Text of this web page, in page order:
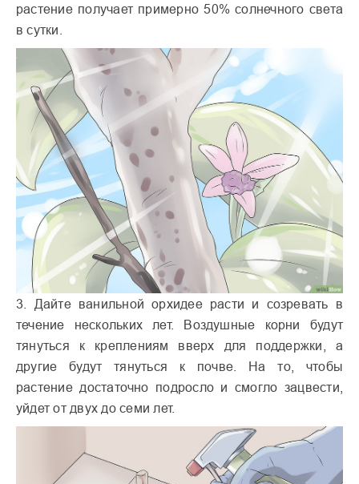
растение получает примерно 50% солнечного света
в сутки.
3. Дайте ванильной орхидее расти и созревать в
течение нескольких лет. Воздушные корни будут
тянуться к креплениям вверх для поддержки, а
другие будут тянуться к почве. На то, чтобы
растение достаточно подросло и смогло зацвести,
уйдет от двух до семи лет.